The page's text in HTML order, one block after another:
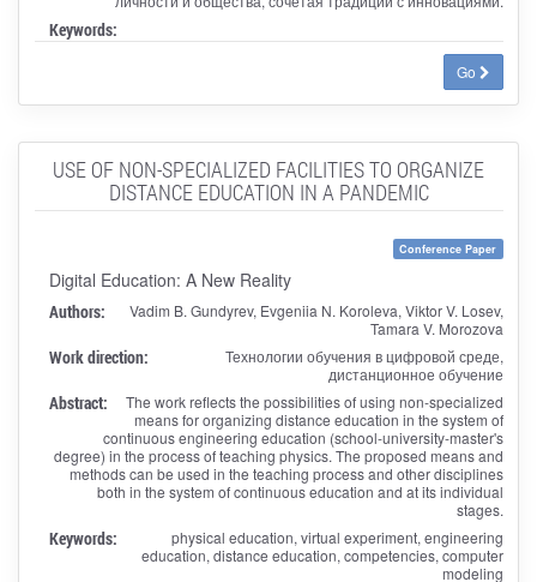
Keywords:
Go
USE OF NON-SPECIALIZED FACILITIES TO ORGANIZE
DISTANCE EDUCATION IN A PANDEMIC
Conference Paper
Digital Education: A New Reality
Authors:
Vadim B. Gundyrev, Evgeniia N. Koroleva, Viktor V. Losev,
Tamara V. Morozova
Work direction:
Технологии обучения в цифровой среде,
дистанционное обучение
Abstract:
The work reflects the possibilities of using non-specialized
means for organizing distance education in the system of
continuous engineering education (school-university-master's
degree) in the process of teaching physics. The proposed means and
methods can be used in the teaching process and other disciplines
both in the system of continuous education and at its individual
stages.
Keywords:
physical education, virtual experiment, engineering
education, distance education, competencies, computer
modeling